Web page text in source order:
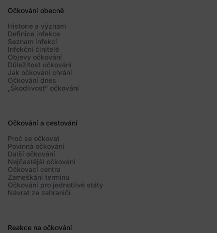
Očkování obecně
Historie a význam
Definice infekce
Seznam infekcí
Infekční činitelé
Objevy očkování
Důležitost očkování
Jak očkování chrání
Očkování dnes
„Škodlivost“ očkování
Očkování a cestování
Proč se očkovat
Povinná očkování
Další očkování
Nejčastější očkování
Očkovací centra
Zameškání termínu
Očkování pro jednotlivé státy
Návrat ze zahraničí
Reakce na očkování